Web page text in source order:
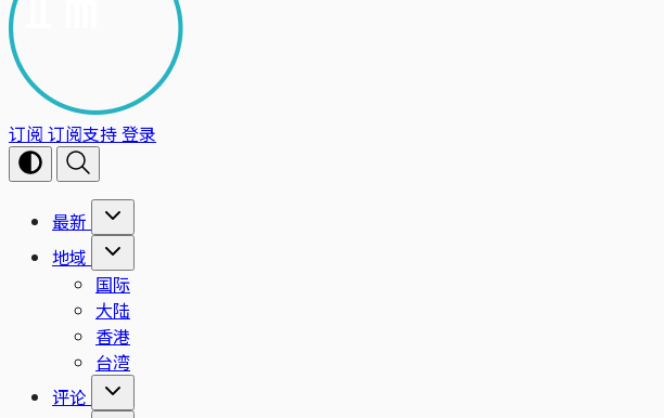
订阅 订阅支持登录
最新
地域
国际
大陆
香港
台湾
评论